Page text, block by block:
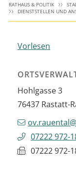
RATHAUS & POLITIK
DIENSTSTELLEN UND
Vorlesen
Hohlgasse 3
76437 Rastatt-
07222 972-
07222 972-